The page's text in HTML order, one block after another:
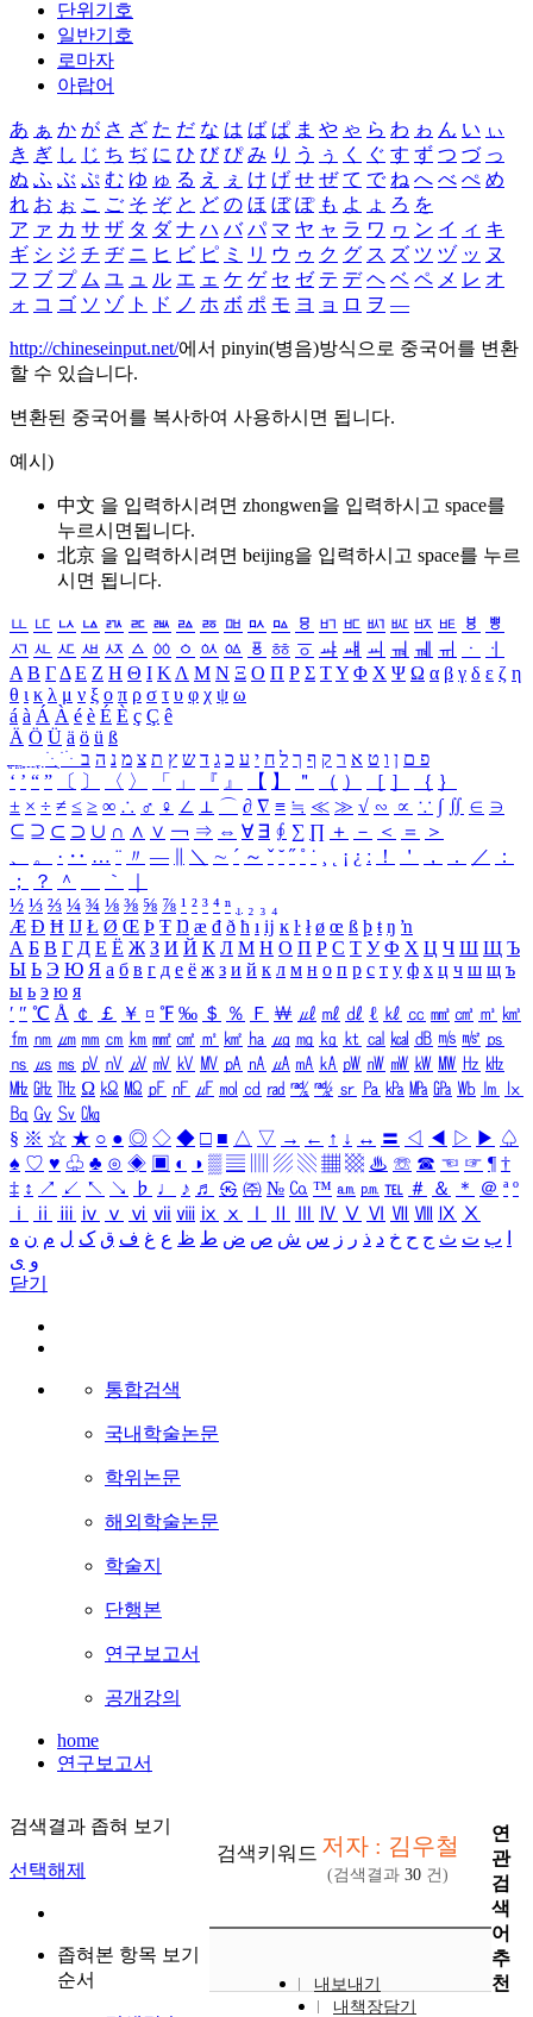
단위기호
일반기호
로마자
아랍어
あ ぁ か が さ ざ た だ な は ば ぱ ま や ゃ ら わ ゎ ん い ぃ
き ぎ し じ ち ぢ に ひ び ぴ み り う ぅ く ぐ す ず つ づ っ
ぬ ふ ぶ ぷ む ゆ ゅ る え ぇ け げ せ ぜ て で ね へ べ ぺ め
れ お ぉ こ ご そ ぞ と ど の ほ ぼ ぽ も よ ょ ろ を
ア ァ カ サ ザ タ ダ ナ ハ バ パ マ ヤ ャ ラ ワ ヮ ン イ ィ キ
ギ シ ジ チ ヂ ニ ヒ ビ ピ ミ リ ウ ゥ ク グ ス ズ ツ ヅ ッ ヌ
フ ブ プ ム ユ ュ ル エ ェ ケ ゲ セ ゼ テ デ ヘ ベ ペ メ レ オ
ォ コ ゴ ソ ゾ ト ド ノ ホ ボ ポ モ ヨ ョ ロ ヲ ―
http://chineseinput.net/에서 pinyin(병음)방식으로 중국어를 변환
할 수 있습니다.
변환된 중국어를 복사하여 사용하시면 됩니다.
예시)
中文 을 입력하시려면 zhongwen을 입력하시고 space를
누르시면됩니다.
北京 을 입력하시려면 beijing을 입력하시고 space를 누르
시면 됩니다.
ㅥ ㅦ ㅧ ㅨ ㅩ ㅪ ㅫ ㅬ ㅭ ㅮ ㅯ ㅰ ㅱ ㅲ ㅳ ㅴ ㅵ ㅶ ㅷ ㅸ
ㅹ
ㅺ ㅻ ㅼ ㅽ ㅾ ㅿ ㆀ ㆁ ㆂ ㆃ ㆄ ㆅ ㆆ ㆇ ㆈ ㆉ ㆊ ㆋ ㆌ ㆍ
ㆎ
Α Β ΓΔ Ε Ζ Η Θ Ι ΚΛ Μ Ν Ξ Ο Π Ρ Σ ΤΥ Φ Χ Ψ Ω α β γ δ ε ζ η
θ ι κ λ μ ν ξ ο π ρ σ τ υ φ χ ψ ω
á à Á À é è É È ç Ç ê
Ä Ö Ü ä ö ü ß
ִֶֹ ֻּ ׁׂ פ ם ן ו ט א ר ק ף ך ל ח י ע כ ג ד ש ץ ת צ מ נ ה ב
‘ ’ “ ” 〔 〕 〈 〉 「 」 『 』 【 】 ＂ （ ） ［ ］ ｛ ｝
± × ÷ ≠ ≤ ≥ ∞ ∴ ♂ ♀ ∠ ⊥ ⌒ ∂ ∇ ≡ ≒ ≪ ≫ √ ∽ ∝ ∵ ∫ ∬ ∈ ∋
⊆ ⊇ ⊂ ⊃ ∪ ∩ ∧ ∨ ￢ ⇒ ⇔ ∀ ∃ ∮ ∑ ∏ ＋ － ＜ ＝
＞
、
。 · ‥ … ¨ 〃 ― ＼ ∼ ´ ～ ˇ ˘ ˝ ˚ ˙ ¸ ¡ ¿ ː ！ ＇ ， ． ／
：
；
？ ＾ ｀
½ ⅓ ⅔ ¼ ¾ ⅛ ⅜ ⅝ ⅞ ¹ ² ³ ⁴ ⁿ ₁ ₂ ₃ ₄
Æ Ð Ħ Ĳ Ł Ø Œ Þ Ŧ Ŋ æ đ ð ħ ı ĳ ĸ ŀ ł ø œ ß þ ŧ ŋ ŉ
А Б В Г Д Е Ё Ж З И Й К Л М Н О П Р С Т У Ф Х Ц Ч Ш Щ Ъ
Ы Ь Э Ю Я а б в г д е ё ж з и й к л м н о п р с т у ф х ц ч ш щ ъ
ы ь э ю я
′ ″ ℃ Å ￠ ￡ ￥ ¤ ℉ ‰ ＄ ％ Ｆ ￦ ㎕ ㎖ ㎗ ℓ ㎘ ㏄ ㎣ ㎤ ㎥ ㎦
㎙ ㎚ ㎛ ㎜ ㎝ ㎞ ㎟ ㎠ ㎡ ㎢ ㏊ ㎍ ㎎ ㎏ ㏏ ㎈ ㎉ ㏈ ㎧ ㎨ ㎰
㎱ ㎲ ㎳ ㎴ ㎵ ㎶ ㎷ ㎸ ㎹ ㎀ ㎁ ㎂ ㎃ ㎄ ㎺ ㎻ ㎽ ㎾ ㎿ ㎐ ㎑
㎒ ㎓ ㎔ Ω ㏀ ㏁ ㎊ ㎋ ㎌ ㏖ ㏅ ㎭ ㎮ ㎯ ㏛ ㎩ ㎪ ㎫ ㎬ ㏝ ㏐
㏓
㏃ ㏉ ㏜ ㏆
§ ※ ☆ ★ ○ ● ◎ ◇ ◆ □ ■ △ ▽ → ← ↑ ↓ ↔ 〓 ◁ ◀ ▷ ▶ ♤
♠ ♡ ♥ ♧ ♣ ⊙ ◈ ▣ ◐ ◑ ▒ ▤ ▨ ▧ ▦ ▩ ♨ ☏ ☎ ☜ ☞ ¶ †
‡ ↕ ↗ ↙ ↖ ↘ ♭ ♩ ♪ ♬ ㉿ ㈜ № ㏇ ™ ㏂ ㏘ ℡ ＃ ＆ ＊ ＠ ª º
ⅰ
ⅱ ⅲ ⅳ ⅴ ⅵ ⅶ ⅷ ⅸ ⅹ Ⅳ Ⅴ Ⅵ Ⅶ Ⅷ Ⅸ Ⅹ
ب ت ث ج ح خ د ذ ر ز س ش ص ض ط ظ ع غ ف ق ک ل م ن ه
و ی
닫기
통합검색
국내학술논문
학위논문
해외학술논문
학술지
단행본
연구보고서
공개강의
home
연구보고서
검색결과 좁혀 보기
선택해제
좁혀본 항목 보기
순서
검색키워드 저자 : 김우철
(검색결과 30 건)
내보내기
내책장담기
연
관
검
색
어
추
천